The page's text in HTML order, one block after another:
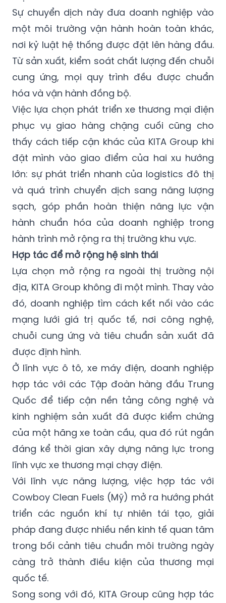
Sự chuyển dịch này đưa doanh nghiệp vào
một môi trường vận hành hoàn toàn khác,
nơi kỷ luật hệ thống được đặt lên hàng đầu.
Từ sản xuất, kiểm soát chất lượng đến chuỗi
cung ứng, mọi quy trình đều được chuẩn
hóa và vận hành đồng bộ.
Việc lựa chọn phát triển xe thương mại điện
phục vụ giao hàng chặng cuối cũng cho
thấy cách tiếp cận khác của KITA Group khi
đặt mình vào giao điểm của hai xu hướng
lớn: sự phát triển nhanh của logistics đô thị
và quá trình chuyển dịch sang năng lượng
sạch, góp phần hoàn thiện năng lực vận
hành chuẩn hóa của doanh nghiệp trong
hành trình mở rộng ra thị trường khu vực.
Hợp tác để mở rộng hệ sinh thái
Lựa chọn mở rộng ra ngoài thị trường nội
địa, KITA Group không đi một mình. Thay vào
đó, doanh nghiệp tìm cách kết nối vào các
mạng lưới giá trị quốc tế, nơi công nghệ,
chuỗi cung ứng và tiêu chuẩn sản xuất đã
được định hình.
Ở lĩnh vực ô tô, xe máy điện, doanh nghiệp
hợp tác với các Tập đoàn hàng đầu Trung
Quốc để tiếp cận nền tảng công nghệ và
kinh nghiệm sản xuất đã được kiểm chứng
của một hãng xe toàn cầu, qua đó rút ngắn
đáng kể thời gian xây dựng năng lực trong
lĩnh vực xe thương mại chạy điện.
Với lĩnh vực năng lượng, việc hợp tác với
Cowboy Clean Fuels (Mỹ) mở ra hướng phát
triển các nguồn khí tự nhiên tái tạo, giải
pháp đang được nhiều nền kinh tế quan tâm
trong bối cảnh tiêu chuẩn môi trường ngày
càng trở thành điều kiện của thương mại
quốc tế.
Song song với đó, KITA Group cũng hợp tác